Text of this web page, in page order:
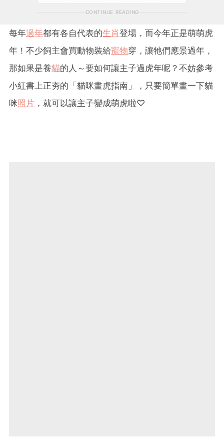
CONTINUE READING
每年過年都有各自代表的生肖登場，而今年正是萌萌虎
年！不少飼主會買動物裝給寵物穿，讓牠們應景過年，
那如果是養貓的人～要如何讓主子過虎年呢？不妨參考
小紅書上正夯的「貓咪畫虎指南」，只要簡單畫一下貓
咪照片 ，就可以讓主子變成萌虎啦♡